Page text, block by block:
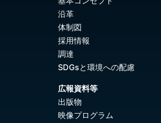
沿革
体制図
採用情報
調達
SDGsと環境への配慮
広報資料等
出版物
映像プログラム